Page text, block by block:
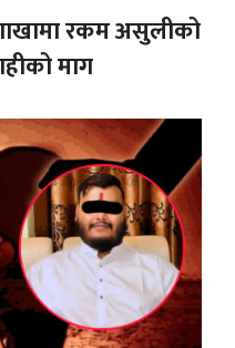
रकम असुलीको
माग